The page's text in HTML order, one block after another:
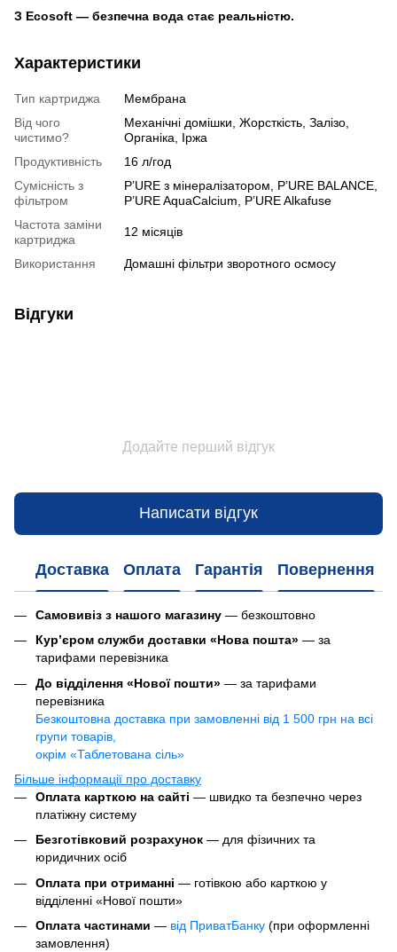
З Ecosoft — безпечна вода стає реальністю.
Характеристики
Тип картриджа
Мембрана
Від чого
чистимо?
Механічні домішки, Жорсткість, Залізо,
Органіка, Іржа
Продуктивність
16 л/год
Сумісність з
фільтром
P’URE з мінералізатором, P’URE BALANCE,
P’URE AquaCalcium, P’URE Alkafuse
Частота заміни
картриджа
12 місяців
Використання Домашні фільтри зворотного осмосу
Відгуки
Додайте перший відгук
Написати відгук
Доставка Оплата Гарантія Повернення
Самовивіз з нашого магазину — безкоштовно
Кур’єром служби доставки «Нова пошта» — за
тарифами перевізника
До відділення «Нової пошти» — за тарифами
перевізника
Безкоштовна доставка при замовленні від 1 500 грн на всі
групи товарів,
окрім «Таблетована сіль»
Більше інформації про доставку
Оплата карткою на сайті — швидко та безпечно через
платіжну систему
Безготівковий розрахунок — для фізичних та
юридичних осіб
Оплата при отриманні — готівкою або карткою у
відділенні «Нової пошти»
Оплата частинами — від ПриватБанку (при оформленні
замовлення)